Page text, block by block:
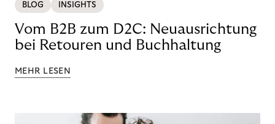
BLOG INSIGHTS
Vom B2B zum D2C: Neuausrichtung
bei Retouren und Buchhaltung
MEHR LESEN